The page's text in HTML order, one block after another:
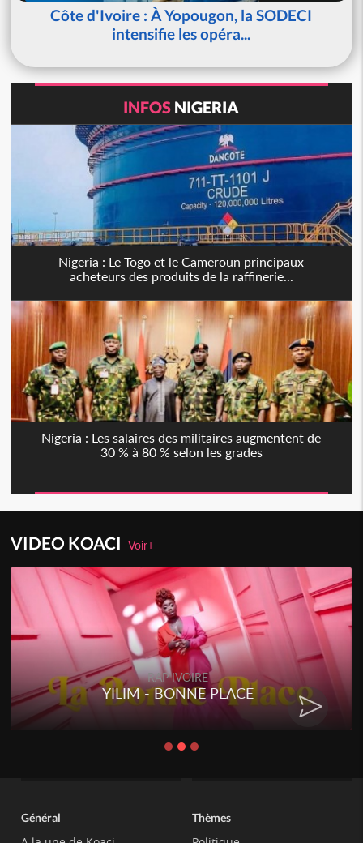
Côte d'Ivoire : À Yopougon, la SODECI
intensifie les opéra...
INFOS NIGERIA
Nigeria : Le Togo et le Cameroun principaux
acheteurs des produits de la raffinerie...
Nigeria : Les salaires des militaires augmentent de
30 % à 80 % selon les grades
VIDEO KOACIVoir+
RAP IVOIRE
YILIM - BONNE PLACE
Général Thèmes